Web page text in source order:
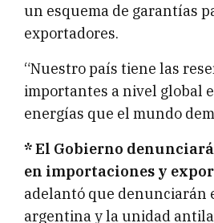
un esquema de garantías
exportadores.
“Nuestro país tiene las
importantes a nivel global
energías que el mundo
* El Gobierno
en importaciones y
adelantó que denunciarán
argentina y la unidad